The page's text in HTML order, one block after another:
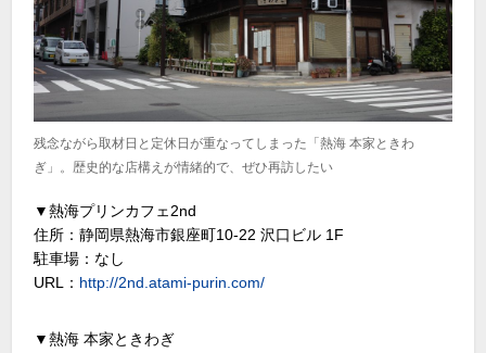
残念ながら取材日と定休日が重なってしまった「熱海 本家ときわ
ぎ」。歴史的な店構えが情緒的で、ぜひ再訪したい
▼熱海プリンカフェ2nd
住所：静岡県熱海市銀座町10-22 沢口ビル 1F
駐車場：なし
URL： http://2nd.atami-purin.com/
▼熱海 本家ときわぎ